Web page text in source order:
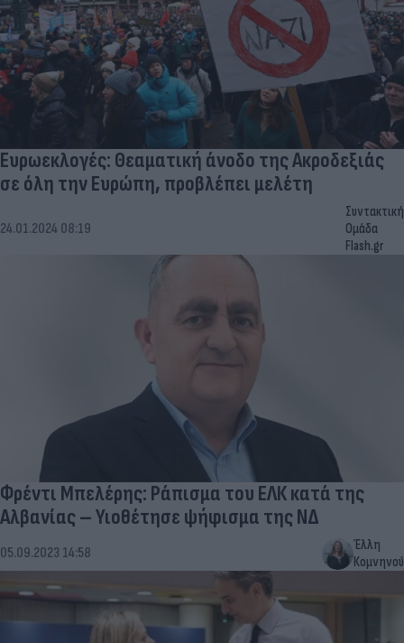
Ευρωεκλογές: Θεαματική άνοδο της Ακροδεξιάς
σε όλη την Ευρώπη, προβλέπει μελέτη
24.01.2024 08:19
Συντακτική
Ομάδα
Flash.gr
Φρέντι Μπελέρης: Ράπισμα του ΕΛΚ κατά της
Αλβανίας – Υιοθέτησε ψήφισμα της ΝΔ
05.09.2023 14:58
Έλλη
Κομνηνού